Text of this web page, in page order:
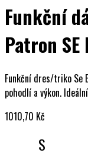
Funkční
Patron SE
Funkční dres/triko Se
pohodlí a výkon.
1010,70 Kč
S